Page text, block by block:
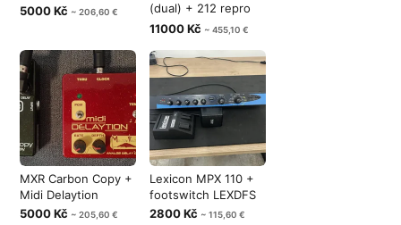
5000 Kč ~ 206,60 €
(dual) + 212 repro
G12H-100
11000 Kč ~ 455,10 €
MXR Carbon Copy +
Midi Delaytion
5000 Kč ~ 205,60 €
Lexicon MPX 110 +
footswitch LEXDFS
2800 Kč ~ 115,60 €